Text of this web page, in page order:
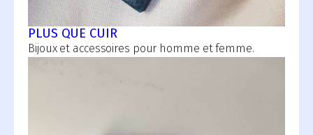
PLUS QUE CUIR
Bijoux et accessoires pour homme et femme.